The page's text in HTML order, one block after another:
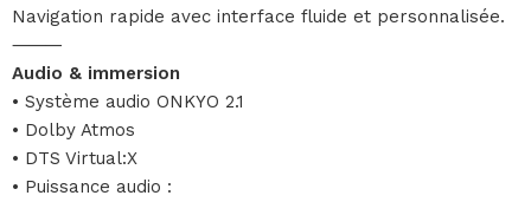
Navigation rapide avec interface fluide et personnalisée.
⸻
Audio & immersion
• Système audio ONKYO 2.1
• Dolby Atmos
• DTS Virtual:X
• Puissance audio :